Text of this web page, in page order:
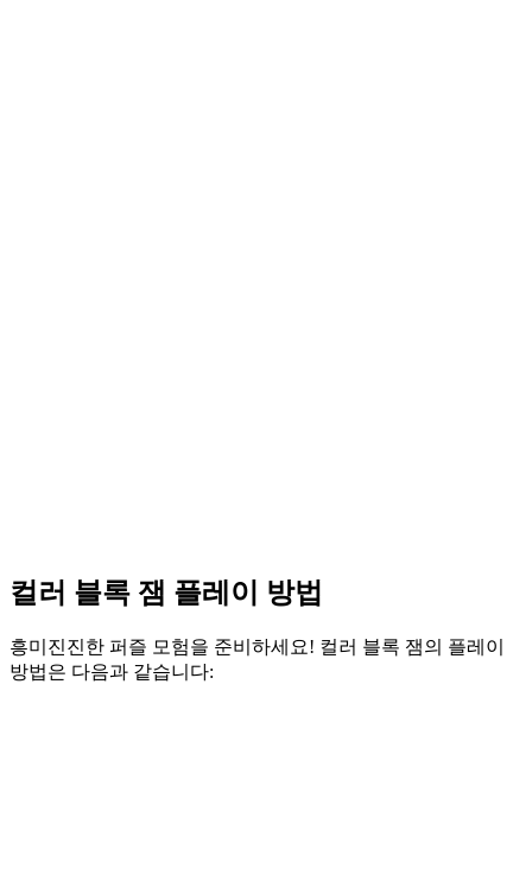
컬러 블록 잼 플레이 방법
흥미진진한 퍼즐 모험을 준비하세요! 컬러 블록 잼의 플레이
방법은 다음과 같습니다: